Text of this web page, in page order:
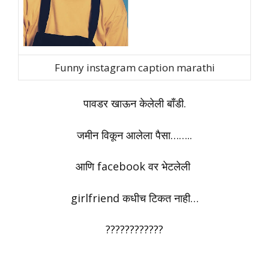
Funny instagram caption marathi
पावडर खाऊन केलेली बाँडी.
जमीन विकून आलेला पैसा……..
आणि facebook वर भेटलेली
girlfriend कधीच टिकत नाही…
????????????